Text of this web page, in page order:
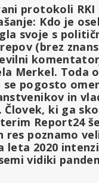
protokoli RKI
Kdo je
svoje s
(brez
Merkel. Toda
se pogosto
in
ki ga
Report24
res poznamo
leta 2020
vidiki